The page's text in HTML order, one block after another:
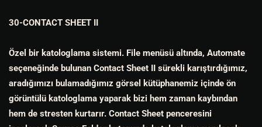
30-CONTACT SHEET II
Özel bir katologlama sistemi. File menüsü altında, Automate
seçeneğinde bulunan Contact Sheet II sürekli karıştırdığımız,
aradığımızı bulamadığımız görsel kütüphanemiz içinde ön
görüntülü katologlama yaparak bizi hem zaman kaybından
hem de stresten kurtarır. Contact Sheet penceresini